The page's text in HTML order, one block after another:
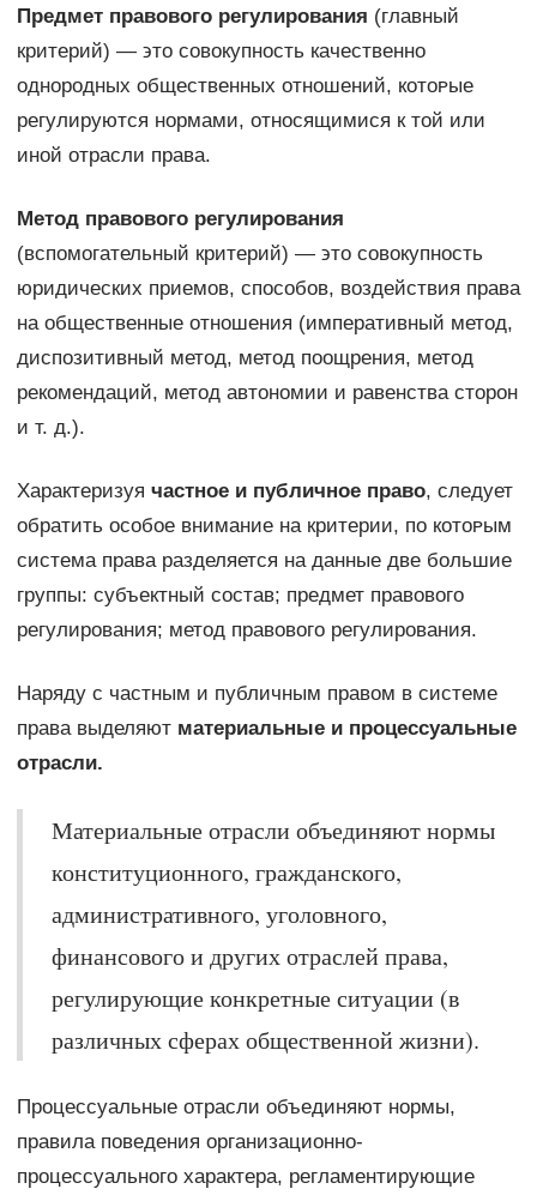
Предмет правового регулирования (главный
критерий) — ϶ᴛᴏ совокупность качественно
однородных общественных отношений, кᴏᴛᴏᴩые
регулируются нормами, ᴏᴛʜᴏϲᴙщимися к той или
иной отрасли права.
Метод правового регулирования
(вспомогательный критерий) — ϶ᴛᴏ совокупность
юридических приемов, способов, воздействия права
на общественные отношения (императивный метод,
диспозитивный метод, метод поощрения, метод
рекомендаций, метод автономии и равенства сторон
и т. д.).
Характеризуя частное и публичное право, следует
обратить особое внимание на критерии, по кᴏᴛᴏᴩым
система права разделяется на данные две большие
группы: субъектный состав; предмет правового
регулирования; метод правового регулирования.
Наряду с частным и публичным правом в системе
права выделяют материальные и процессуальные
отрасли.
Материальные отрасли объединяют нормы
конституционного, гражданского,
административного, уголовного,
финансового и других отраслей права,
регулирующие конкретные ситуации (в
различных сферах общественной жизни).
Процессуальные отрасли объединяют нормы,
правила поведения организационно-
процессуального характера, регламентирующие